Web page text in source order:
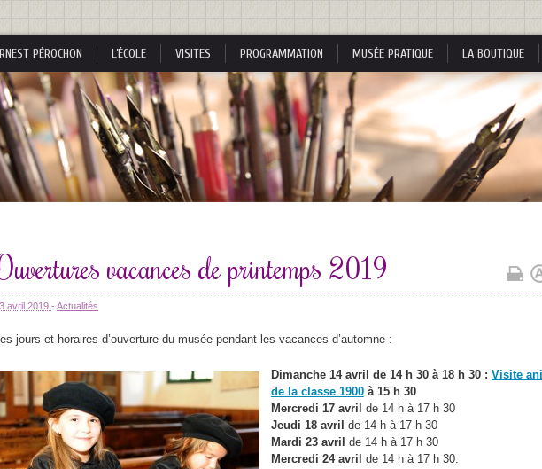
PÉROCHON L’ÉCOLE VISITES PROGRAMMATION MUSÉE PRATIQUE LA BOUTIQUE
vacances de printemps 2019
avril 2019 - Actualités
jours et horaires d’ouverture du musée pendant les vacances d’automne :
Dimanche 14 avril de 14 h 30 à 18 h 30 : Visite
de la classe 1900à 15 h 30
Mercredi 17 avril de 14 h à 17 h 30
Jeudi 18 avril de 14 h à 17 h 30
Mardi 23 avril de 14 h à 17 h 30
Mercredi 24 avril de 14 h à 17 h 30.